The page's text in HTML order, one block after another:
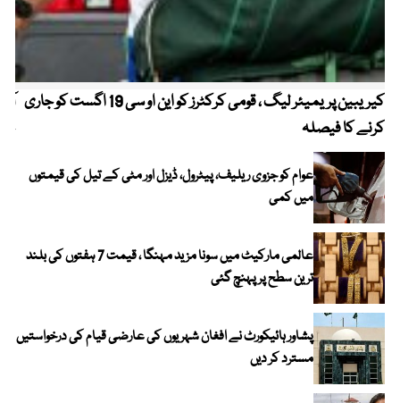
کیریبین پریمیئر لیگ ، قومی کرکٹرز کو این او سی 19 اگست کو جاری
کرنے کا فیصلہ
عوام کو جزوی ریلیف، پیٹرول، ڈیزل اور مٹی کے تیل کی قیمتوں
میں کمی
عالمی مارکیٹ میں سونا مزید مہنگا ، قیمت 7 ہفتوں کی بلند
ترین سطح پر پہنچ گئی
پشاور ہائیکورٹ نے افغان شہریوں کی عارضی قیام کی درخواستیں
مسترد کر دیں